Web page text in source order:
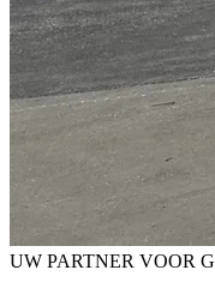
UW PARTNER VOOR